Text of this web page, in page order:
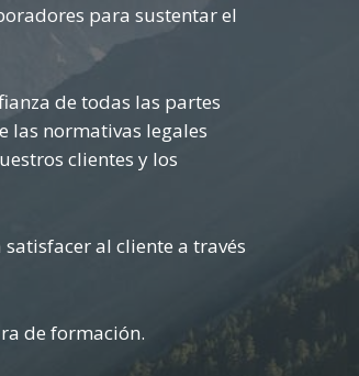
para sustentar el
de todas las partes
las normativas legales
clientes y los
al cliente a través
de formación.